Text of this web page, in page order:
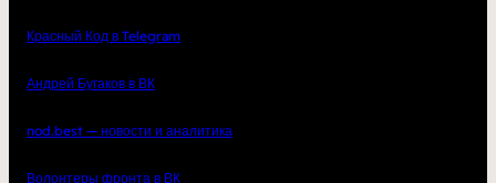
Красный Код в Telegram
Андрей Бугаков в ВК
nod.best — новости и аналитика
Волонтеры фронта в ВК